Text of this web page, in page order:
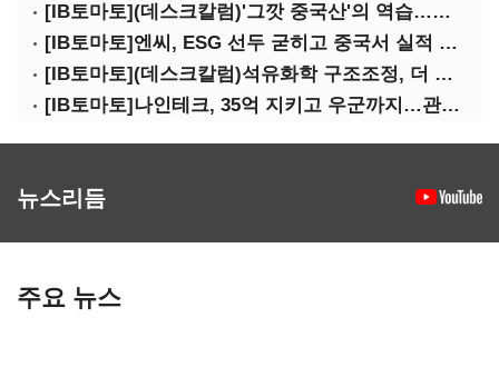
[IB토마토](데스크칼럼)'그깟 중국산'의 역습…전기차 시장도 내줄 셈인가
[IB토마토]엔씨, ESG 선두 굳히고 중국서 실적 반등 시동
[IB토마토](데스크칼럼)석유화학 구조조정, 더 미루면 공멸이다
[IB토마토]나인테크, 35억 지키고 우군까지…관계사 활용 '1석2조'
뉴스리듬
주요 뉴스